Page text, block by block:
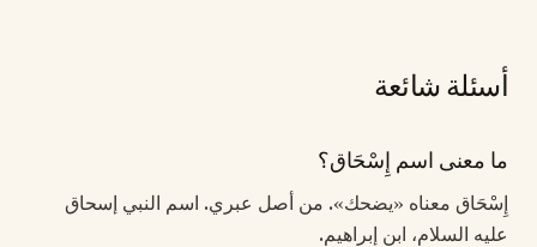
أسئلة شائعة
ما معنى اسم إِسْحَاق؟
إِسْحَاق معناه «يضحك». من أصل عبري. اسم النبي إسحاق
عليه السلام، ابن إبراهيم.